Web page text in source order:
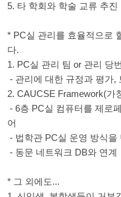
5. 타 학회와 학술 교류 추진
* PC실 관리를 효율적으로
다.
1. PC실 관리 팀 or 관리 당
- 관리에 대한 규정과 평가,
2. CAUCSE Framework(가
- 6층 PC실 컴퓨터를 제로
어
- 법학관 PC실 운영 방식을
- 동문 네트워크 DB와 연계
* 그 외에도...